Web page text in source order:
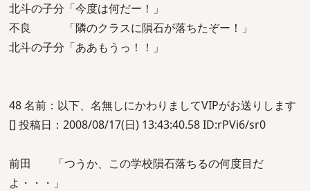
北斗の子分「今度は何だー！」
不良 「隣のクラスに隕石が落ちたぞー！」
北斗の子分「ああもうっ！！」
48 名前：以下、名無しにかわりましてVIPがお送りします
[] 投稿日：2008/08/17(日) 13:43:40.58 ID:rPVi6/sr0
前田 「つうか、この学校隕石落ちるの何度目だ
よ・・・」